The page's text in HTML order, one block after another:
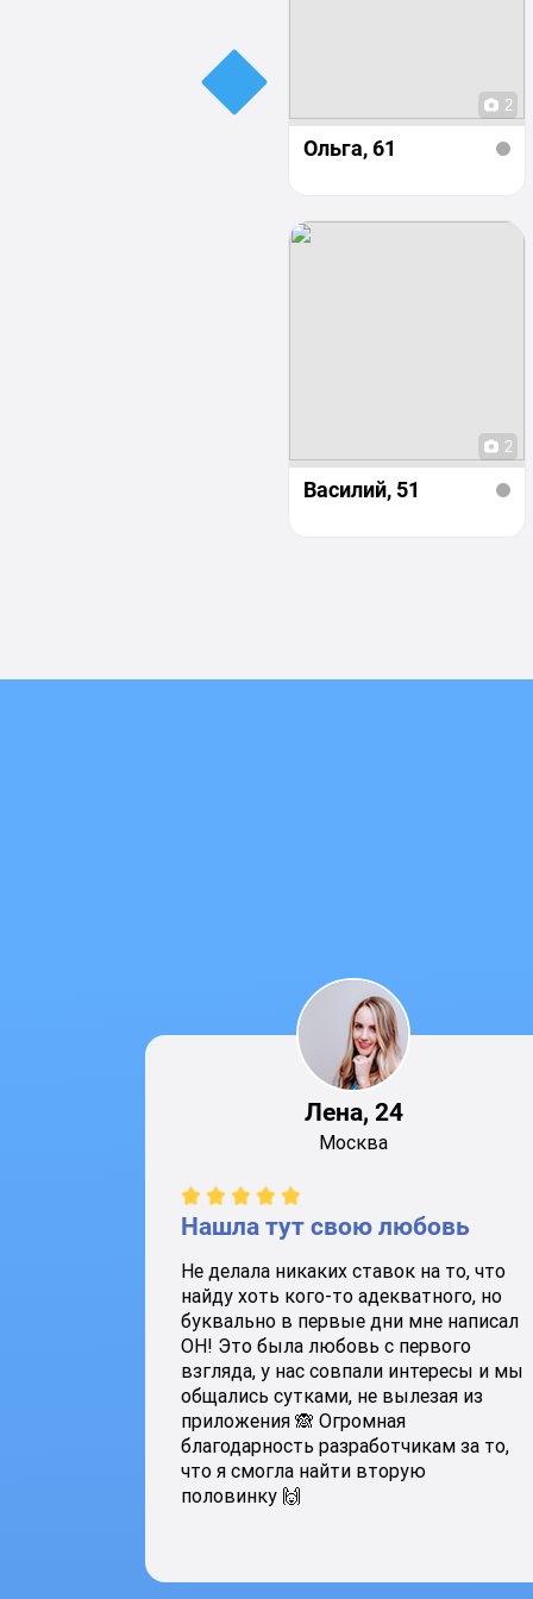
2
Ольга, 61
2
Василий, 51
Лена, 24
Москва
Нашла тут свою любовь
Не делала никаких ставок на то, что
найду хоть кого-то адекватного, но
буквально в первые дни мне написал
ОН! Это была любовь с первого
взгляда, у нас совпали интересы и мы
общались сутками, не вылезая из
приложения 🙈 Огромная
благодарность разработчикам за то,
что я смогла найти вторую
половинку 🙌